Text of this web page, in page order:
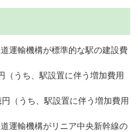
運輸機構が標準的な駅の建設費
うち、駅設置に伴う増加費用
（うち、駅設置に伴う増加費用
運輸機構がリニア中央新幹線の